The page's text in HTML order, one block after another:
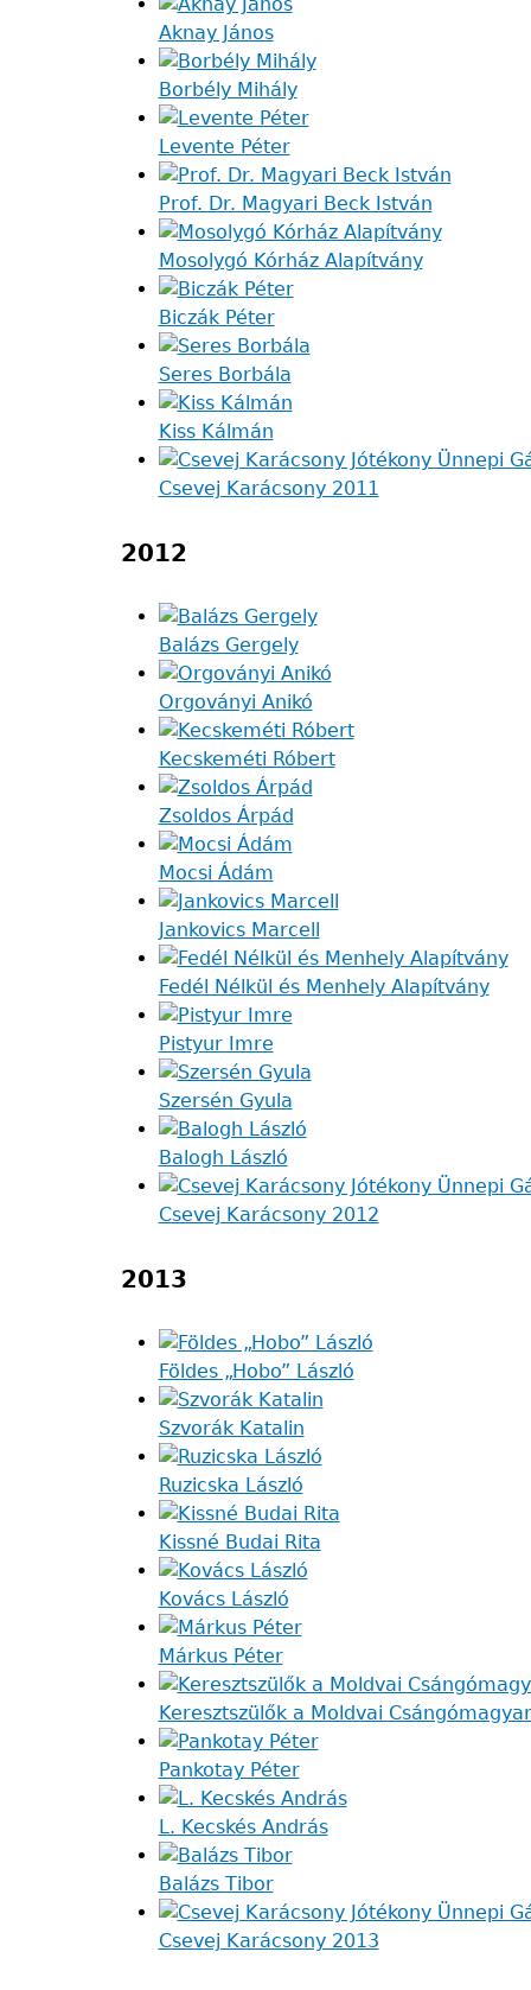
Aknay János
Borbély Mihály
Levente Péter
Prof. Dr. Magyari Beck István
Mosolygó Kórház Alapítvány
Biczák Péter
Seres Borbála
Kiss Kálmán
Csevej Karácsony 2011
2012
Balázs Gergely
Orgoványi Anikó
Kecskeméti Róbert
Zsoldos Árpád
Mocsi Ádám
Jankovics Marcell
Fedél Nélkül és Menhely Alapítvány
Pistyur Imre
Szersén Gyula
Balogh László
Csevej Karácsony 2012
2013
Földes „Hobo” László
Szvorák Katalin
Ruzicska László
Kissné Budai Rita
Kovács László
Márkus Péter
Keresztszülők a Moldvai
Pankotay Péter
L. Kecskés András
Balázs Tibor
Csevej Karácsony 2013